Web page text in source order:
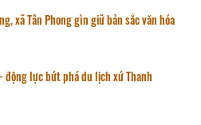
xã Tân Phong gìn giữ bản sắc văn hóa
động lực bứt phá du lịch xứ Thanh